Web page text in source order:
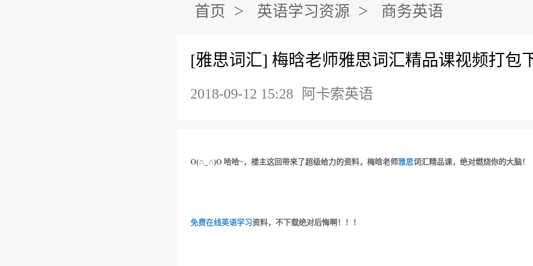
首页 > 英语学习资源 > 商务英语
[雅思词汇] 梅晗老师雅思词汇精品课视频打包
2018-09-12 15:28 阿卡索英语
O(∩_∩)O 哈哈~，楼主这回带来了超级给力的资料，梅晗老师雅思词汇精品课，绝对燃烧你的大脑！
免费在线英语学习资料，不下载绝对后悔啊！！！